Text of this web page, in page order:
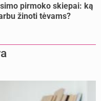
pirmoko skiepai: ką
žinoti tėvams?